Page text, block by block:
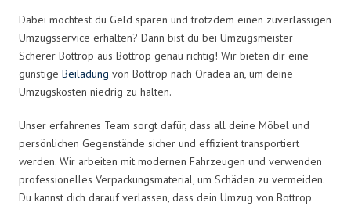
Dabei möchtest du Geld sparen und trotzdem einen zuverlässigen
Umzugsservice erhalten? Dann bist du bei Umzugsmeister
Scherer Bottrop aus Bottrop genau richtig! Wir bieten dir eine
günstige Beiladung von Bottrop nach Oradea an, um deine
Umzugskosten niedrig zu halten.
Unser erfahrenes Team sorgt dafür, dass all deine Möbel und
persönlichen Gegenstände sicher und effizient transportiert
werden. Wir arbeiten mit modernen Fahrzeugen und verwenden
professionelles Verpackungsmaterial, um Schäden zu vermeiden.
Du kannst dich darauf verlassen, dass dein Umzug von Bottrop